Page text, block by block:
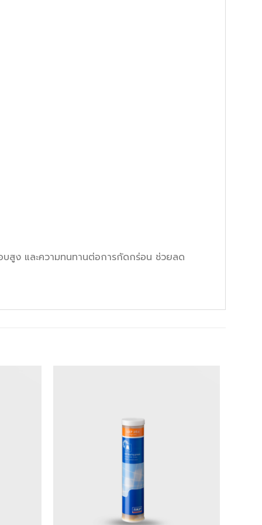
บสูง และความทนทานต่อการกัดกร่อน ช่วยลด